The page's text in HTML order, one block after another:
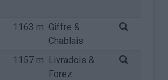
1163 m Giffre &
Chablais
1157 m Livradois &
Forez